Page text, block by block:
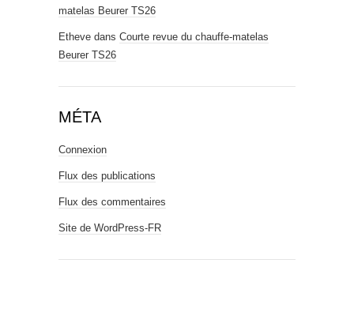
matelas Beurer TS26
Etheve dans Courte revue du chauffe-matelas
Beurer TS26
MÉTA
Connexion
Flux des publications
Flux des commentaires
Site de WordPress-FR